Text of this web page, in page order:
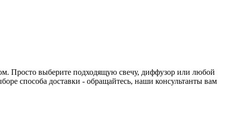
Просто выберите подходящую свечу, диффузор или любой
способа доставки - обращайтесь, наши консультанты вам